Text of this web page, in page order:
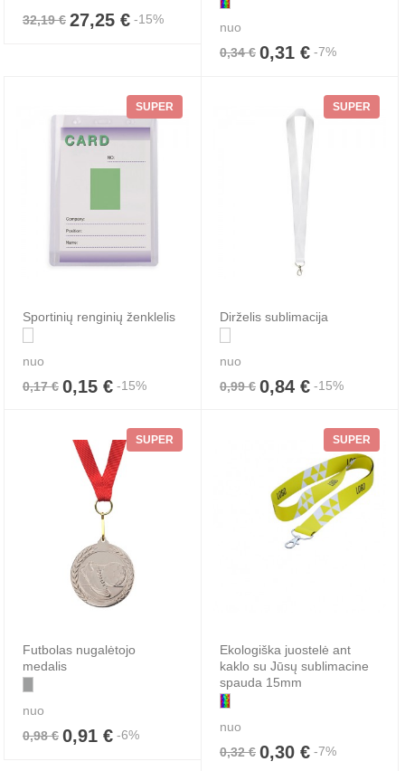
32,19 € 27,25 € -15%
nuo
0,34 € 0,31 € -7%
SUPER
Sportinių renginių ženklelis
nuo
0,17 € 0,15 € -15%
SUPER
Dirželis sublimacija
nuo
0,99 € 0,84 € -15%
SUPER
Futbolas nugalėtojo
medalis
nuo
0,98 € 0,91 € -6%
SUPER
Ekologiška juostelė ant
kaklo su Jūsų sublimacine
spauda 15mm
nuo
0,32 € 0,30 € -7%